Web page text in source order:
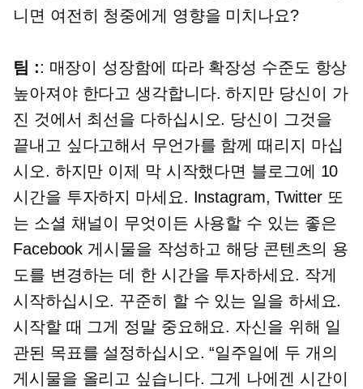
니면 여전히 청중에게 영향을 미치나요?
팀 :: 매장이 성장함에 따라 확장성 수준도 항상
높아져야 한다고 생각합니다. 하지만 당신이 가
진 것에서 최선을 다하십시오. 당신이 그것을
끝내고 싶다고해서 무언가를 함께 때리지 마십
시오. 하지만 이제 막 시작했다면 블로그에 10
시간을 투자하지 마세요. Instagram, Twitter 또
는 소셜 채널이 무엇이든 사용할 수 있는 좋은
Facebook 게시물을 작성하고 해당 콘텐츠의 용
도를 변경하는 데 한 시간을 투자하세요. 작게
시작하십시오. 꾸준히 할 수 있는 일을 하세요.
시작할 때 그게 정말 중요해요. 자신을 위해 일
관된 목표를 설정하십시오. “일주일에 두 개의
게시물을 올리고 싶습니다. 그게 나에겐 시간이